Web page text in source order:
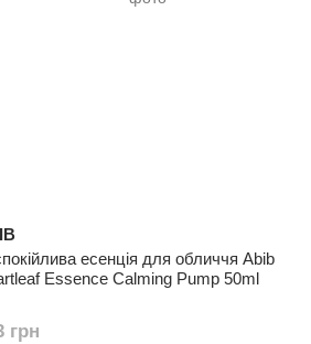
есенція для обличчя Abib
Essence Calming Pump 50ml
грн